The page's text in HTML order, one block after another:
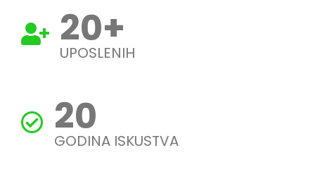
20+
UPOSLENIH
20
GODINA ISKUSTVA